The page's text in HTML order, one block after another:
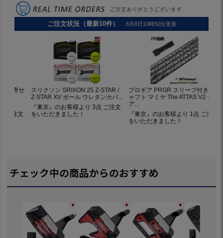
チェック中の商品からのおすすめ